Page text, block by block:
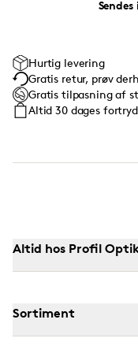
Hurtig levering
Gratis retur, prøv
Gratis tilpasning af
Altid 30 dages
Altid hos Profil
Sortiment